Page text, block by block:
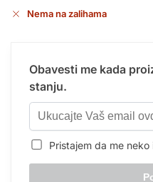
Nema na zalihama
Obavesti me kada
stanju.
Pristajem da me